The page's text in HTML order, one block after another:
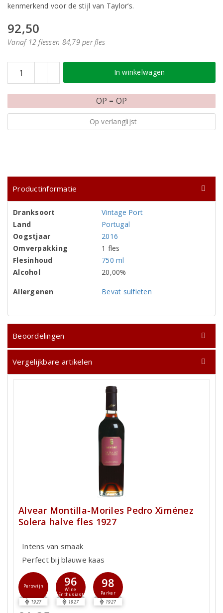
kenmerkend voor de stijl van Taylor’s.
92,50
Vanaf 12 flessen 84,79 per fles
In winkelwagen
OP = OP
Op verlanglijst
Productinformatie
Dranksoort
Vintage Port
Land
Portugal
Oogstjaar
2016
Omverpakking
1 fles
Flesinhoud
750 ml
Alcohol
20,00%
Allergenen Bevat sulfieten
Beoordelingen
Vergelijkbare artikelen
Alvear Montilla-Moriles Pedro Ximénez
Solera halve fles 1927
Intens van smaak
Perfect bij blauwe kaas
Perswijn
1927
96
Wine
Enthusiast
1927
98
Parker
1927